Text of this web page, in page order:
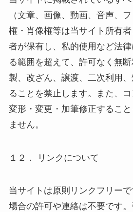
（文章、画像、動画、音声、
権・肖像権等は当サイト所有
者が保有し、私的使用など法
る範囲を超えて、許可なく無
製、改ざん、譲渡、二次利用
ることを禁止します。また、
変形・変更・加筆修正するこ
ません。
１２． リンクについて
当サイトは原則リンクフリー
場合の許可や連絡は不要です